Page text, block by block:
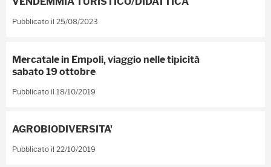
Pubblicato il 25/08/2023
Mercatale in Empoli, viaggio nelle tipicità
sabato 19 ottobre
Pubblicato il 18/10/2019
AGROBIODIVERSITA'
Pubblicato il 22/10/2019